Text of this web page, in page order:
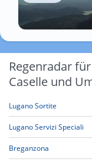
Regenradar
Caselle und
Lugano Sortite
Lugano Servizi Speciali
Breganzona